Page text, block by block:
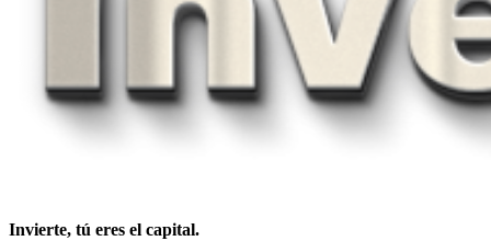
Invierte, tú eres el capital.